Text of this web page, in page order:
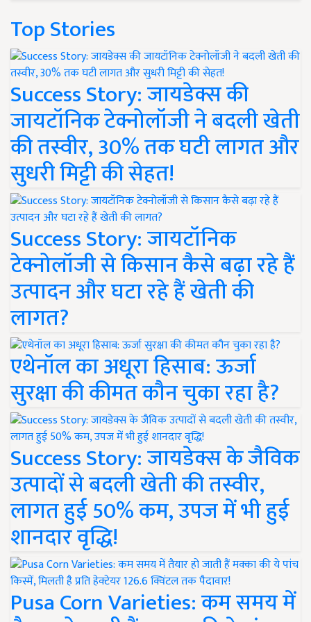
Top Stories
Success Story: जायडेक्स की
जायटॉनिक टेक्नोलॉजी ने बदली खेती
की तस्वीर, 30% तक घटी लागत और
सुधरी मिट्टी की सेहत!
Success Story: जायटॉनिक
टेक्नोलॉजी से किसान कैसे बढ़ा रहे हैं
उत्पादन और घटा रहे हैं खेती की
लागत?
एथेनॉल का अधूरा हिसाब: ऊर्जा
सुरक्षा की कीमत कौन चुका रहा है?
Success Story: जायडेक्स के जैविक
उत्पादों से बदली खेती की तस्वीर,
लागत हुई 50% कम, उपज में भी हुई
शानदार वृद्धि!
Pusa Corn Varieties: कम समय में